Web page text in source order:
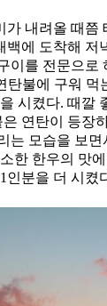
가 내려올 때쯤
백에 도착해 저
이를 전문으로
탄불에 구워 먹
시켰다. 때깔
연탄이 등장
는 모습을 보
한 한우의 맛
인분을 더 시켰